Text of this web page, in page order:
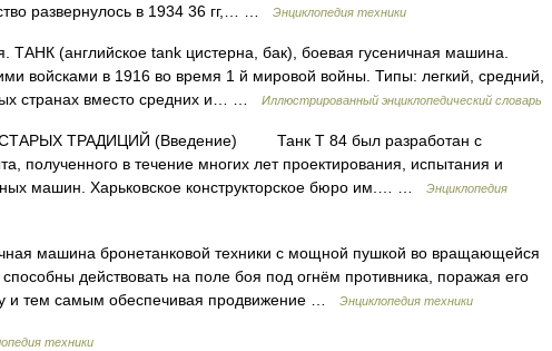
развернулось в 1934 36 гг,… …
Энциклопедия техники
(английское tank цистерна, бак), боевая гусеничная машина.
войсками в 1916 во время 1 й мировой войны. Типы: легкий, средний,
странах вместо средних и… …
Иллюстрированный энциклопедический словарь
ТРАДИЦИЙ (Введение) Танк T 84 был разработан с
полученного в течение многих лет проектирования, испытания и
машин. Харьковское конструкторское бюро им.… …
Энциклопедия
машина бронетанковой техники с мощной пушкой во вращающейся
действовать на поле боя под огнём противника, поражая его
и тем самым обеспечивая продвижение …
Энциклопедия техники
техники